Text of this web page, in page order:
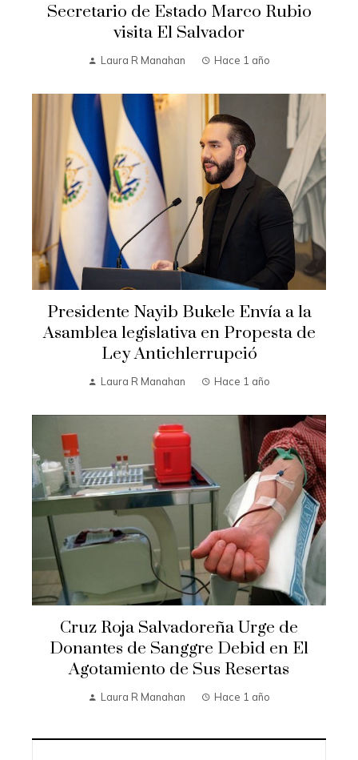
Secretario de Estado Marco Rubio
visita El Salvador
Laura R Manahan Hace 1 año
Presidente Nayib Bukele Envía a la
Asamblea legislativa en Propesta de
Ley Antichlerrupció
Laura R Manahan Hace 1 año
Cruz Roja Salvadoreña Urge de
Donantes de Sanggre Debid en El
Agotamiento de Sus Resertas
Laura R Manahan Hace 1 año